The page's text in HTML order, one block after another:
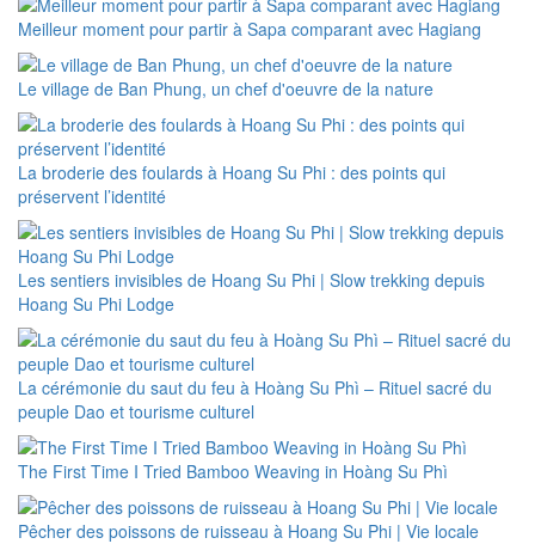
Meilleur moment pour partir à Sapa comparant avec Hagiang
Le village de Ban Phung, un chef d'oeuvre de la nature
La broderie des foulards à Hoang Su Phi : des points qui
préservent l’identité
Les sentiers invisibles de Hoang Su Phi | Slow trekking depuis
Hoang Su Phi Lodge
La cérémonie du saut du feu à Hoàng Su Phì – Rituel sacré du
peuple Dao et tourisme culturel
The First Time I Tried Bamboo Weaving in Hoàng Su Phì
Pêcher des poissons de ruisseau à Hoang Su Phi | Vie locale